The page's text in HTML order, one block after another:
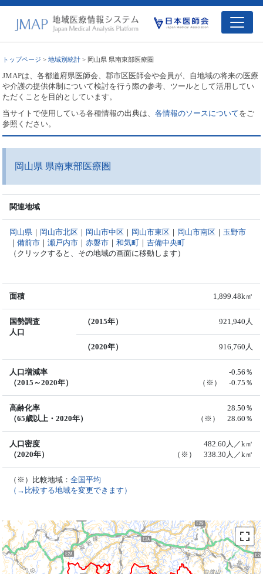
トップページ >地域別統計 > 岡山県 県南東部医療圏
JMAPは、各都道府県医師会、郡市区医師会や会員が、自地域の将来の医療
や介護の提供体制について検討を行う際の参考、ツールとして活用してい
ただくことを目的としています。
当サイトで使用している各種情報の出典は、各情報のソースについてをご
参照ください。
岡山県 県南東部医療圏
関連地域
岡山県 ｜ 岡山市北区 ｜ 岡山市中区 ｜ 岡山市東区 ｜ 岡山市南区 ｜ 玉野市
｜備前市 ｜瀬戸内市 ｜赤磐市 ｜和気町 ｜吉備中央町
（クリックすると、その地域の画面に移動します）
面積 1,899.48k㎡
国勢調査
人口
（2015年） 921,940人
（2020年） 916,760人
人口増減率
（2015～2020年）
-0.56％
（※） -0.75％
高齢化率
（65歳以上・2020年）
28.50％
（※） 28.60％
人口密度
（2020年）
482.60人／k㎡
（※） 338.30人／k㎡
（※）比較地域：全国平均
（→比較する地域を変更できます）